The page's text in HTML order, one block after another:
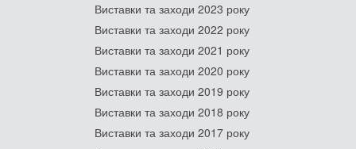
Виставки та заходи 2023 року
Виставки та заходи 2022 року
Виставки та заходи 2021 року
Виставки та заходи 2020 року
Виставки та заходи 2019 року
Виставки та заходи 2018 року
Виставки та заходи 2017 року